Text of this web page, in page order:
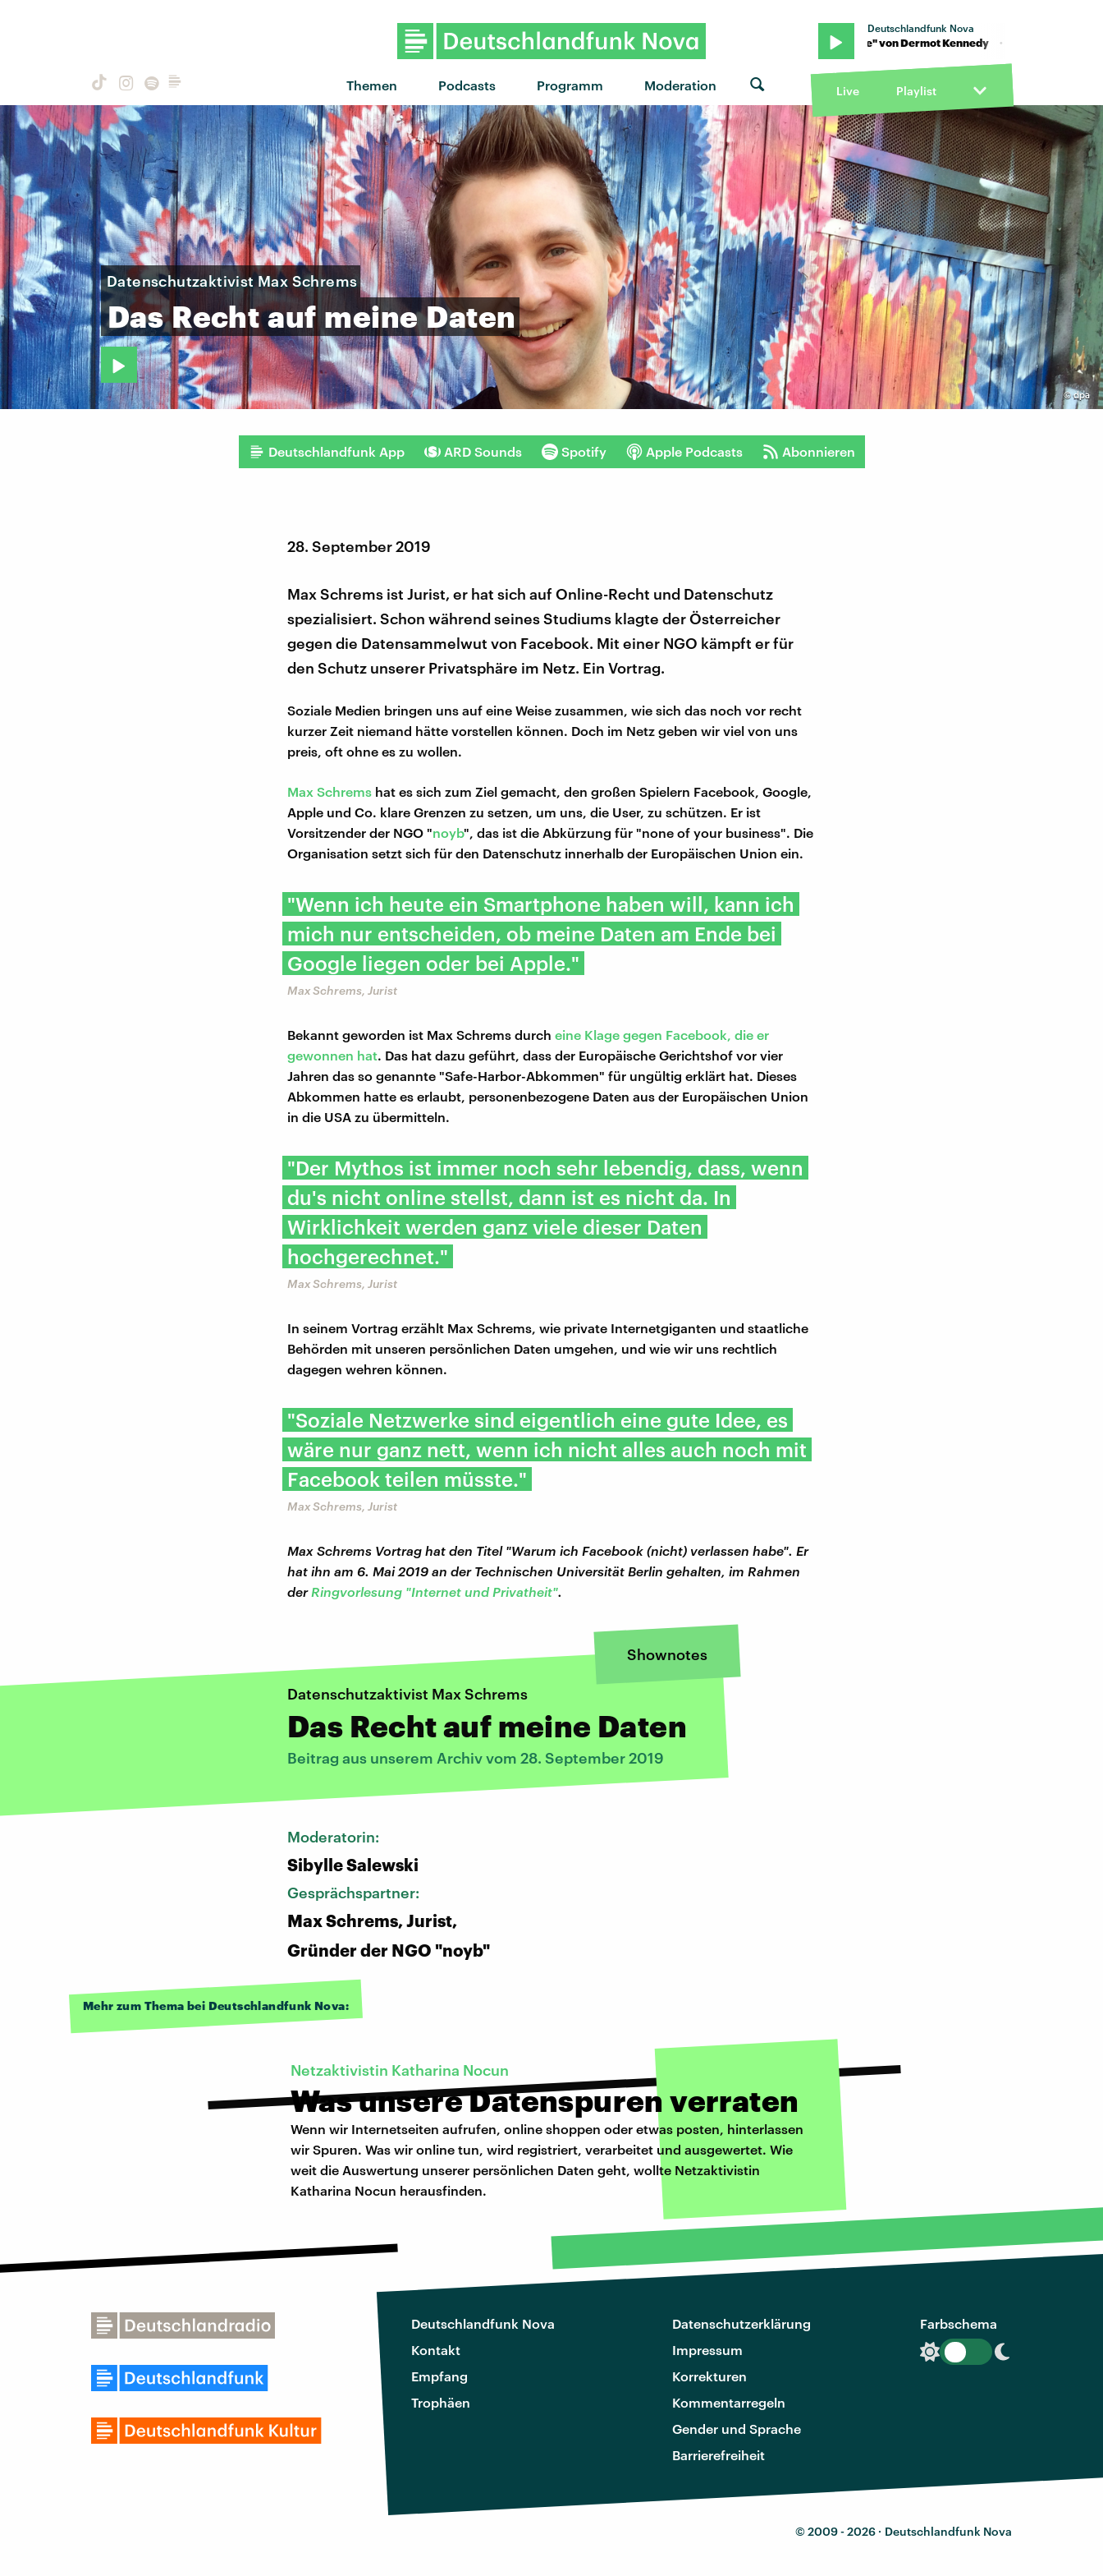
Themen Podcasts Programm Moderation
Deutschlandfunk Nova
"Turnstile" von Dermot Kennedy · "Turnstile" von Dermot Kennedy · "Turnstile" von Dermot
Live Playlist
©dpa
Datenschutzaktivist Max Schrems
Das Recht auf meine Daten
Deutschlandfunk App ARD Sounds Spotify Apple Podcasts Abonnieren
28. September 2019
Max Schrems ist Jurist, er hat sich auf Online-Recht und Datenschutz
spezialisiert. Schon während seines Studiums klagte der Österreicher
gegen die Datensammelwut von Facebook. Mit einer NGO kämpft er für
den Schutz unserer Privatsphäre im Netz. Ein Vortrag.
Soziale Medien bringen uns auf eine Weise zusammen, wie sich das noch vor recht
kurzer Zeit niemand hätte vorstellen können. Doch im Netz geben wir viel von uns
preis, oft ohne es zu wollen.
Max Schrems hat es sich zum Ziel gemacht, den großen Spielern Facebook, Google,
Apple und Co. klare Grenzen zu setzen, um uns, die User, zu schützen. Er ist
Vorsitzender der NGO "noyb", das ist die Abkürzung für "none of your business". Die
Organisation setzt sich für den Datenschutz innerhalb der Europäischen Union ein.
"Wenn ich heute ein Smartphone haben will, kann ich
mich nur entscheiden, ob meine Daten am Ende bei
Google liegen oder bei Apple."
Max Schrems, Jurist
Bekannt geworden ist Max Schrems durch eine Klage gegen Facebook, die er
gewonnen hat. Das hat dazu geführt, dass der Europäische Gerichtshof vor vier
Jahren das so genannte "Safe-Harbor-Abkommen" für ungültig erklärt hat. Dieses
Abkommen hatte es erlaubt, personenbezogene Daten aus der Europäischen Union
in die USA zu übermitteln.
"Der Mythos ist immer noch sehr lebendig, dass, wenn
du's nicht online stellst, dann ist es nicht da. In
Wirklichkeit werden ganz viele dieser Daten
hochgerechnet."
Max Schrems, Jurist
In seinem Vortrag erzählt Max Schrems, wie private Internetgiganten und staatliche
Behörden mit unseren persönlichen Daten umgehen, und wie wir uns rechtlich
dagegen wehren können.
"Soziale Netzwerke sind eigentlich eine gute Idee, es
wäre nur ganz nett, wenn ich nicht alles auch noch mit
Facebook teilen müsste."
Max Schrems, Jurist
Max Schrems Vortrag hat den Titel "Warum ich Facebook (nicht) verlassen habe". Er
hat ihn am 6. Mai 2019 an der Technischen Universität Berlin gehalten, im Rahmen
der Ringvorlesung "Internet und Privatheit".
Shownotes
Datenschutzaktivist Max Schrems
Das Recht auf meine Daten
Beitrag aus unserem Archiv vom 28. September 2019
Moderatorin:
Sibylle Salewski
Gesprächspartner:
Max Schrems, Jurist,
Gründer der NGO "noyb"
Mehr zum Thema bei Deutschlandfunk Nova:
Netzaktivistin Katharina Nocun
Was unsere Datenspuren verraten
Wenn wir Internetseiten aufrufen, online shoppen oder etwas posten, hinterlassen
wir Spuren. Was wir online tun, wird registriert, verarbeitet und ausgewertet. Wie
weit die Auswertung unserer persönlichen Daten geht, wollte Netzaktivistin
Katharina Nocun herausfinden.
Deutschlandfunk Nova
Kontakt
Empfang
Trophäen
Datenschutzerklärung
Impressum
Korrekturen
Kommentarregeln
Gender und Sprache
Barrierefreiheit
Farbschema
© 2009 - 2026 · Deutschlandfunk Nova